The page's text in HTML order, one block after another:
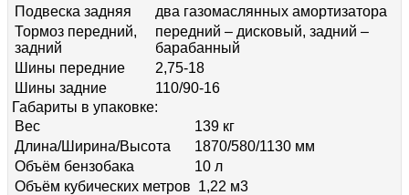
Подвеска задняя
два газомаслянных амортизатора
Тормоз передний,
задний
передний – дисковый, задний –
барабанный
Шины передние
2,75-18
Шины задние
110/90-16
Габариты в упаковке:
Вес
139 кг
Длина/Ширина/Высота
1870/580/1130 мм
Объём бензобака
10 л
Объём кубических метров 1,22 м3